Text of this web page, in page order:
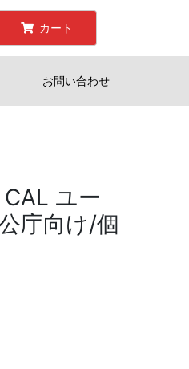
カート
お問い合わせ
ユー
庁向け/個